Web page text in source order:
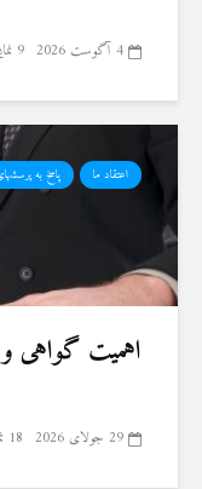
4 آگوست 2026 9 نمایش ها
اعتقاد ما پاسخ به
اهمیت گواهی
29 جولای 2026 18 نمایش ها